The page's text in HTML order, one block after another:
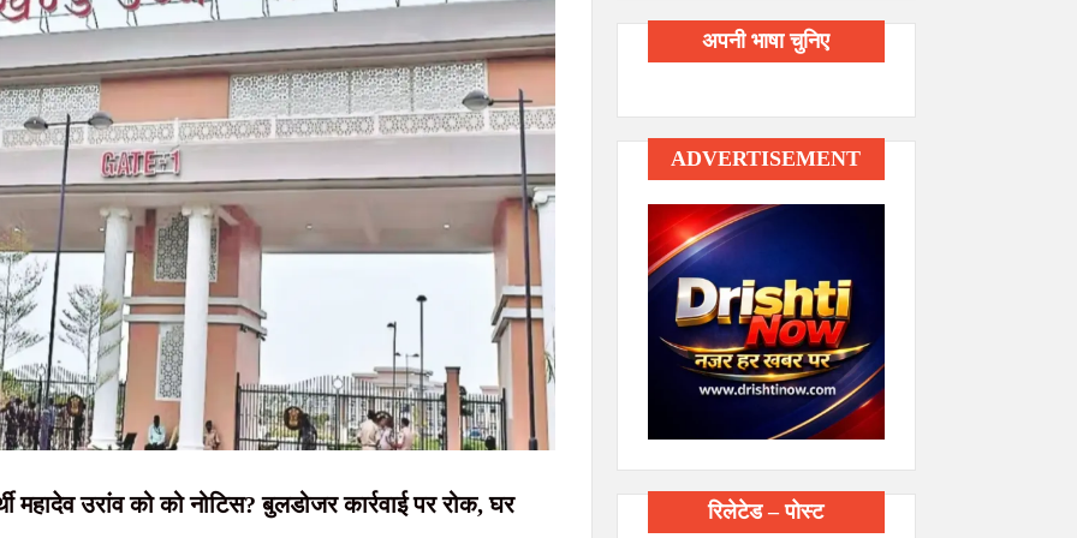
NEWS, हिंदी
न्यूज़ , HINDI
SAMACHAR,
हिंदी समाचार,
दृष्टि नाउ
बोले- जल, जंगल और जमीन का संरक्षण ही समृद्ध झारखंड की कुंजी
राखी, दिया प्रेम, सद्भाव और पवित्रता का संदेश
, स्टेट गेस्ट हाउस में होगी बैठक
वितरण, पहले मरम्मत के बाद ही छात्रों को मिलेगी साइकिल
घेराव के दौरान हंगामा, छात्र नेता नेहा बोरा पर फेंकी गई स्याही
महादेव उरांव को को नोटिस? बुलडोजर कार्रवाई पर रोक, घर
अपनी भाषा चुनिए
ADVERTISEMENT
रिलेटेड – पोस्ट